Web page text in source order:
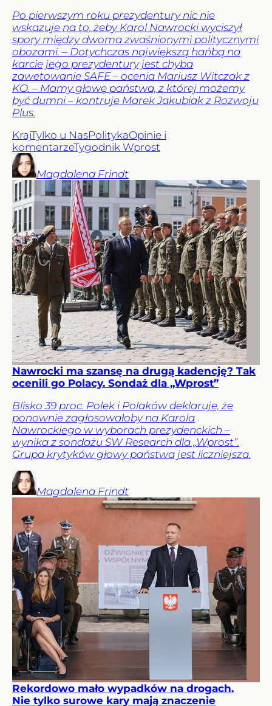
Po pierwszym roku prezydentury nic nie
wskazuje na to, żeby Karol Nawrocki wyciszył
spory między dwoma zwaśnionymi politycznymi
obozami. – Dotychczas największą hańbą na
karcie jego prezydentury jest chyba
zawetowanie SAFE – ocenia Mariusz Witczak z
KO. – Mamy głowę państwa, z której możemy
być dumni – kontruje Marek Jakubiak z Rozwoju
Plus.
KrajTylko u NasPolitykaOpinie i
komentarzeTygodnik Wprost
Magdalena Frindt
Nawrocki ma szansę na drugą kadencję? Tak
ocenili go Polacy. Sondaż dla „Wprost”
Blisko 39 proc. Polek i Polaków deklaruje, że
ponownie zagłosowałoby na Karola
Nawrockiego w wyborach prezydenckich –
wynika z sondażu SW Research dla „Wprost”.
Grupa krytyków głowy państwa jest liczniejsza.
Magdalena Frindt
Rekordowo mało wypadków na drogach.
Nie tylko surowe kary mają znaczenie